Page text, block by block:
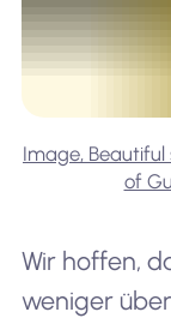
Image,
of
Wir hoffen,
weniger